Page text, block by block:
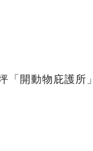
「開動物庇護所